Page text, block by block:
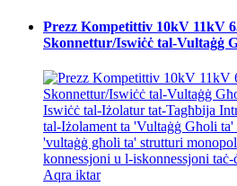
Prezz Kompetittiv 10kV 11kV
Skonnettur/Iswiċċ tal-Vultaġġ
Iswiċċ tal-Iżolatur tat-Tagħbija
tal-Iżolament ta 'Vultaġġ Għoli ta'
'vultaġġ għoli ta' strutturi
konnessjoni u l-iskonnessjoni
Aqra iktar